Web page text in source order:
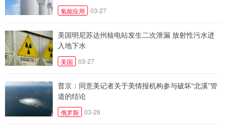
氢能应用 03-27
美国明尼苏达州核电站发生二次泄漏 放射性污水进
入地下水
美国 03-27
普京：同意美记者关于美情报机构参与破坏“北溪”管
道的结论
俄罗斯 03-26